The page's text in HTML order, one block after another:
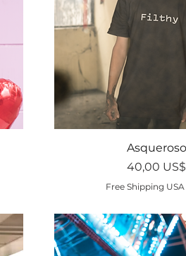
Vista rápida
Asqueroso
Precio
40,00 US$
Free Shipping USA